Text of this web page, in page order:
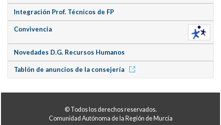
Integración Prof. Técnicos de FP
Convivencia
Novedades D.G. Recursos Humanos
Tablón de anuncios de la consejería
© Todos los derechos reservados.
Comunidad Autónoma de la Región de Murcia